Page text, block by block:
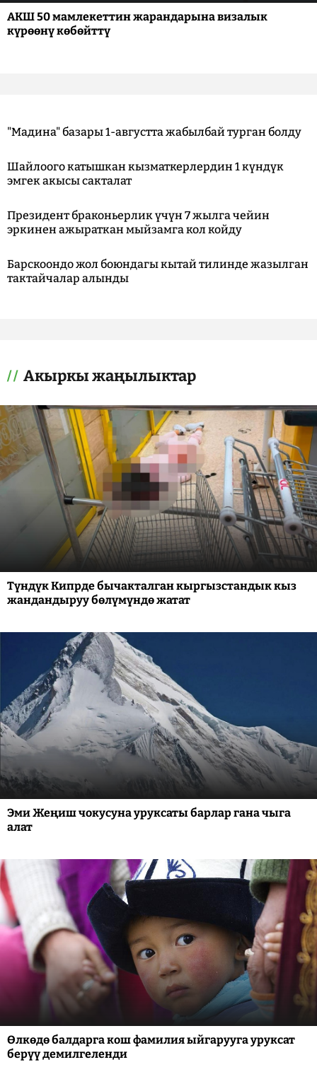
АКШ 50 мамлекеттин жарандарына визалык
күрөөнү көбөйттү
"Мадина" базары 1-августта жабылбай турган болду
Шайлоого катышкан кызматкерлердин 1 күндүк
эмгек акысы сакталат
Президент браконьерлик үчүн 7 жылга чейин
эркинен ажыраткан мыйзамга кол койду
Барскоондо жол боюндагы кытай тилинде жазылган
тактайчалар алынды
Акыркы жаңылыктар
Түндүк Кипрде бычакталган кыргызстандык кыз
жандандыруу бөлүмүндө жатат
Эми Жеңиш чокусуна уруксаты барлар гана чыга
алат
Өлкөдө балдарга кош фамилия ыйгарууга уруксат
берүү демилгеленди